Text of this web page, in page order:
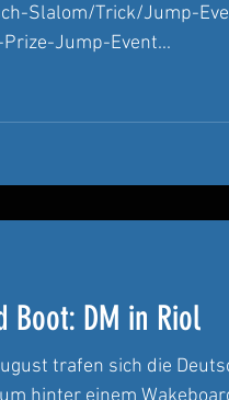
Slalom/Trick/Jump-
Jump-Event...
Boot: DM in Riol
trafen sich die